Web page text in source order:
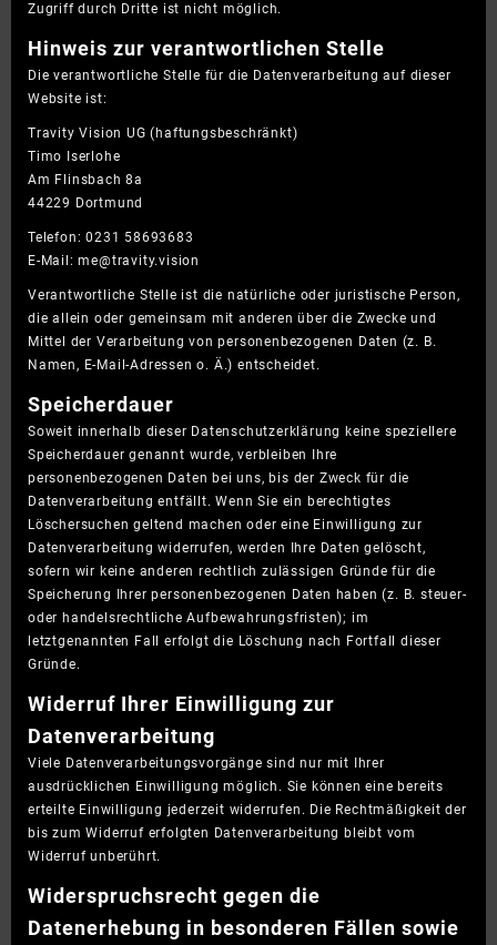
Zugriff durch Dritte ist nicht möglich.
Hinweis zur verantwortlichen Stelle
Die verantwortliche Stelle für die Datenverarbeitung auf dieser
Website ist:
Travity Vision UG (haftungsbeschränkt)
Timo Iserlohe
Am Flinsbach 8a
44229 Dortmund
Telefon: 0231 58693683
E-Mail: me@travity.vision
Verantwortliche Stelle ist die natürliche oder juristische Person,
die allein oder gemeinsam mit anderen über die Zwecke und
Mittel der Verarbeitung von personenbezogenen Daten (z. B.
Namen, E-Mail-Adressen o. Ä.) entscheidet.
Speicherdauer
Soweit innerhalb dieser Datenschutzerklärung keine speziellere
Speicherdauer genannt wurde, verbleiben Ihre
personenbezogenen Daten bei uns, bis der Zweck für die
Datenverarbeitung entfällt. Wenn Sie ein berechtigtes
Löschersuchen geltend machen oder eine Einwilligung zur
Datenverarbeitung widerrufen, werden Ihre Daten gelöscht,
sofern wir keine anderen rechtlich zulässigen Gründe für die
Speicherung Ihrer personenbezogenen Daten haben (z. B. steuer-
oder handelsrechtliche Aufbewahrungsfristen); im
letztgenannten Fall erfolgt die Löschung nach Fortfall dieser
Gründe.
Widerruf Ihrer Einwilligung zur
Datenverarbeitung
Viele Datenverarbeitungsvorgänge sind nur mit Ihrer
ausdrücklichen Einwilligung möglich. Sie können eine bereits
erteilte Einwilligung jederzeit widerrufen. Die Rechtmäßigkeit der
bis zum Widerruf erfolgten Datenverarbeitung bleibt vom
Widerruf unberührt.
Widerspruchsrecht gegen die
Datenerhebung in besonderen Fällen sowie